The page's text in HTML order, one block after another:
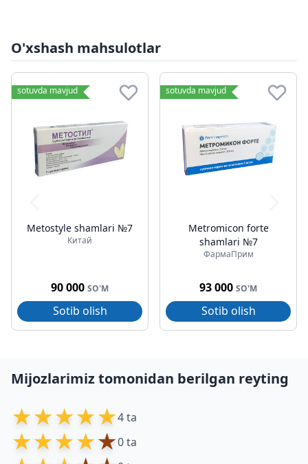
O'xshash mahsulotlar
sotuvda mavjud
Metostyle shamlari №7
Китай
90 000 SO'M
Sotib olish
sotuvda mavjud
Metromicon forte
shamlari №7
ФармаПрим
93 000 SO'M
Sotib olish
Mijozlarimiz tomonidan berilgan reyting
★★★★★4 ta
★★★★★0 ta